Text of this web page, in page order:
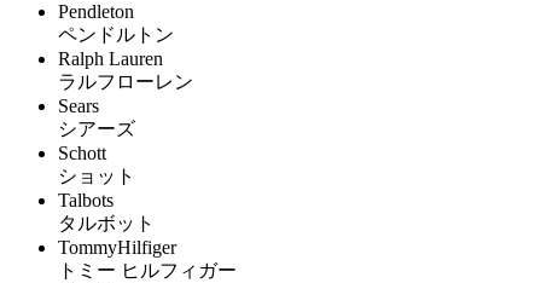
Pendleton
ペンドルトン
Ralph Lauren
ラルフローレン
Sears
シアーズ
Schott
ショット
Talbots
タルボット
TommyHilfiger
トミー ヒルフィガー